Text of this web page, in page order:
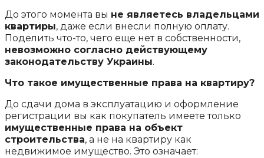
До этого момента вы не являетесь владельцами
квартиры, даже если внесли полную оплату.
Поделить что-то, чего еще нет в собственности,
невозможно согласно действующему
законодательству Украины.
Что такое имущественные права на квартиру?
До сдачи дома в эксплуатацию и оформление
регистрации вы как покупатель имеете только
имущественные права на объект
строительства, а не на квартиру как
недвижимое имущество. Это означает: